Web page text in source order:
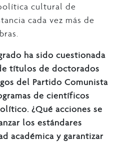
cultural de
cada vez más de
ha sido cuestionada
títulos de doctorados
del Partido Comunista
de científicos
¿Qué acciones se
los estándares
académica y garantizar